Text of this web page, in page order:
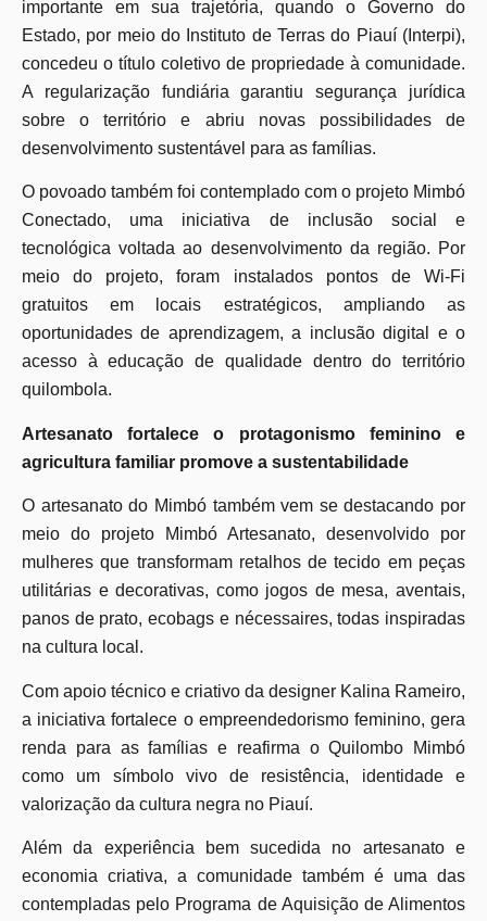
importante em sua trajetória, quando o Governo do
Estado, por meio do Instituto de Terras do Piauí (Interpi),
concedeu o título coletivo de propriedade à comunidade.
A regularização fundiária garantiu segurança jurídica
sobre o território e abriu novas possibilidades de
desenvolvimento sustentável para as famílias.
O povoado também foi contemplado com o projeto Mimbó
Conectado, uma iniciativa de inclusão social e
tecnológica voltada ao desenvolvimento da região. Por
meio do projeto, foram instalados pontos de Wi-Fi
gratuitos em locais estratégicos, ampliando as
oportunidades de aprendizagem, a inclusão digital e o
acesso à educação de qualidade dentro do território
quilombola.
Artesanato fortalece o protagonismo feminino e
agricultura familiar promove a sustentabilidade
O artesanato do Mimbó também vem se destacando por
meio do projeto Mimbó Artesanato, desenvolvido por
mulheres que transformam retalhos de tecido em peças
utilitárias e decorativas, como jogos de mesa, aventais,
panos de prato, ecobags e nécessaires, todas inspiradas
na cultura local.
Com apoio técnico e criativo da designer Kalina Rameiro,
a iniciativa fortalece o empreendedorismo feminino, gera
renda para as famílias e reafirma o Quilombo Mimbó
como um símbolo vivo de resistência, identidade e
valorização da cultura negra no Piauí.
Além da experiência bem sucedida no artesanato e
economia criativa, a comunidade também é uma das
contempladas pelo Programa de Aquisição de Alimentos